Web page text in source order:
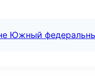
Южный